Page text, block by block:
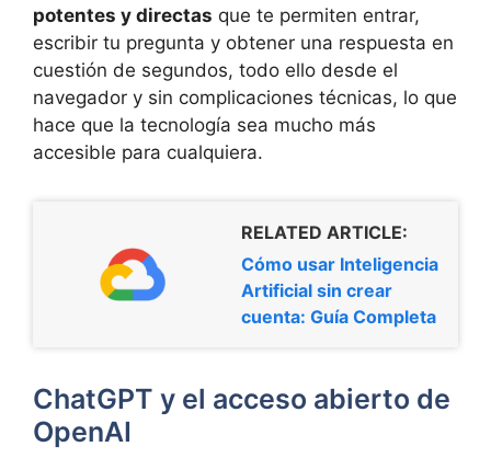
potentes y directas que te permiten entrar,
escribir tu pregunta y obtener una respuesta en
cuestión de segundos, todo ello desde el
navegador y sin complicaciones técnicas, lo que
hace que la tecnología sea mucho más
accesible para cualquiera.
RELATED ARTICLE:
Cómo usar Inteligencia
Artificial sin crear
cuenta: Guía Completa
ChatGPT y el acceso abierto de
OpenAI